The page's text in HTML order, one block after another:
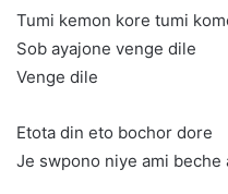
Tumi kemon kore tumi
Sob ayajone venge dile
Venge dile
Etota din eto bochor dore
Je swpono niye ami beche